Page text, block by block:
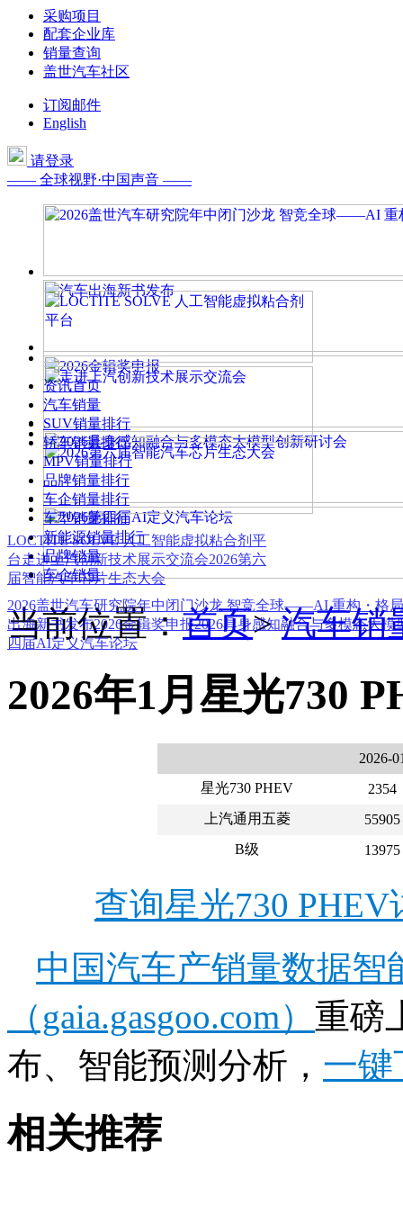
采购项目
配套企业库
销量查询
盖世汽车社区
订阅邮件
English
请登录
—— 全球视野·中国声音 ——
2026盖世汽车研究院年中闭门沙龙 智竞全球——AI 重构・格
出海新书发布2026金辑奖申报2026具身感知融合与多模态大模
四届AI定义汽车论坛
LOCTITE SOLVE 人工智能虚拟粘合剂平
台走进上汽创新技术展示交流会2026第六
届智能汽车芯片生态大会
资讯首页
汽车销量
SUV销量排行
轿车销量排行
MPV销量排行
品牌销量排行
车企销量排行
车型销量排行
新能源销量排行
品牌销量
车企销量
当前位置：首页>汽车销
2026年1月星光730
2026-
星光730 PHEV
2354
上汽通用五菱
55905
B级
13975
查询星光730
中国汽车产销量数据
（gaia.gasgoo.com） 重磅
布、智能预测分析， 一键
相关推荐